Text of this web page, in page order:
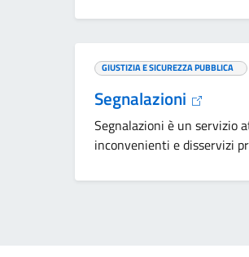
GIUSTIZIA E SICUREZZA PUBBLICA
Segnalazioni
Segnalazioni è un servizio
inconvenienti e disservizi